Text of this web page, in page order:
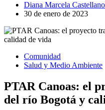
Diana Marcela
30 de enero de 2023
Comunidad
Salud y Medio Ambiente
PTAR Canoas: el
del río Bogotá y